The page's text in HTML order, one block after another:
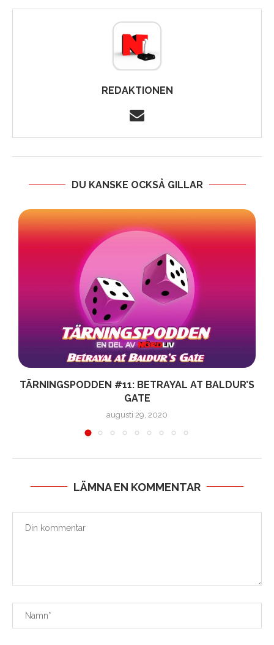
REDAKTIONEN
DU KANSKE OCKSÅ GILLAR
TÄRNINGSPODDEN #11: BETRAYAL AT BALDUR’S
GATE
augusti 29, 2020
LÄMNA EN KOMMENTAR